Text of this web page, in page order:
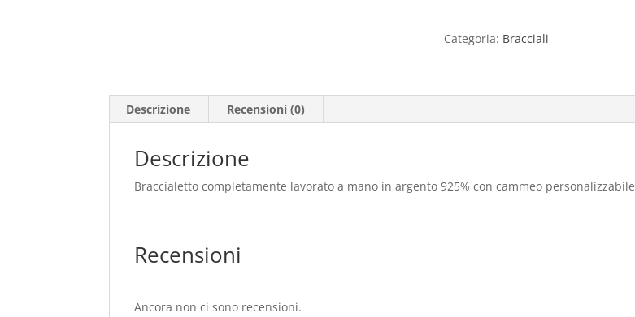
Categoria: Bracciali
Descrizione Recensioni (0)
Descrizione
Braccialetto completamente lavorato a mano in argento 925% con cammeo personalizzabile
Recensioni
Ancora non ci sono recensioni.